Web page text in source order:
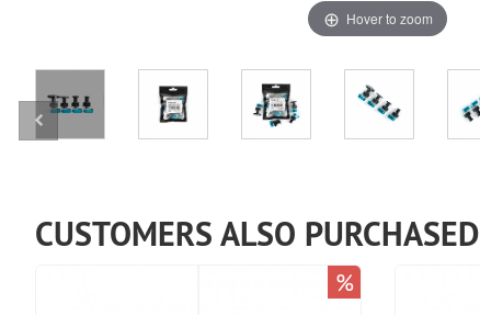
Hover to zoom
CUSTOMERS ALSO PURCHASED
%